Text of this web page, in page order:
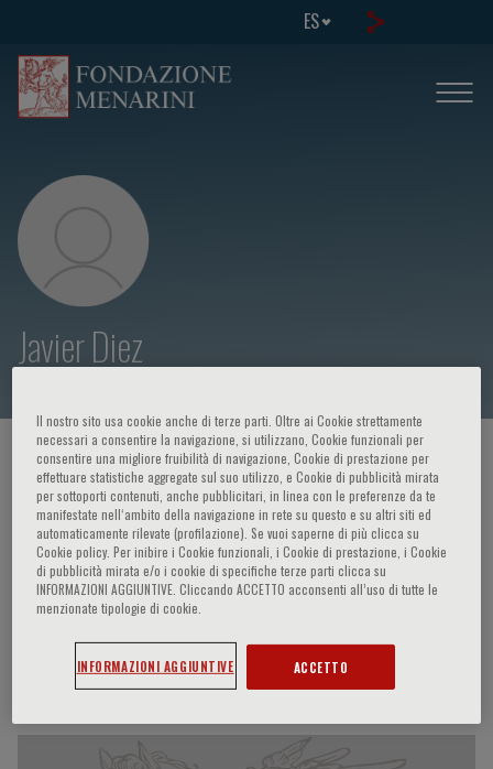
ES
Javier Diez
HOME PAGE / CURSOS Y EVENTOS / ORADOR
Javier Diez
Participaciones del ponente
Il nostro sito usa cookie anche di terze parti. Oltre ai Cookie strettamente
necessari a consentire la navigazione, si utilizzano, Cookie funzionali per
consentire una migliore fruibilità di navigazione, Cookie di prestazione per
effettuare statistiche aggregate sul suo utilizzo, e Cookie di pubblicità mirata
per sottoporti contenuti, anche pubblicitari, in linea con le preferenze da te
manifestate nell‘ambito della navigazione in rete su questo e su altri siti ed
automaticamente rilevate (profilazione). Se vuoi saperne di più clicca su
Cookie policy. Per inibire i Cookie funzionali, i Cookie di prestazione, i Cookie
di pubblicità mirata e/o i cookie di specifiche terze parti clicca su
INFORMAZIONI AGGIUNTIVE. Cliccando ACCETTO acconsenti all’uso di tutte le
menzionate tipologie di cookie.
INFORMAZIONI AGGIUNTIVE ACCETTO